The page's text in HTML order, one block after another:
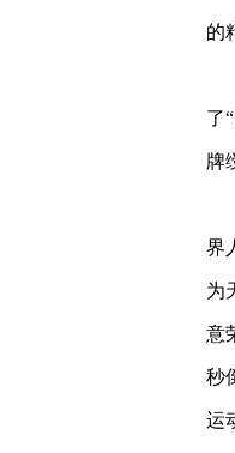
的
了
牌
界
为
意
秒
运